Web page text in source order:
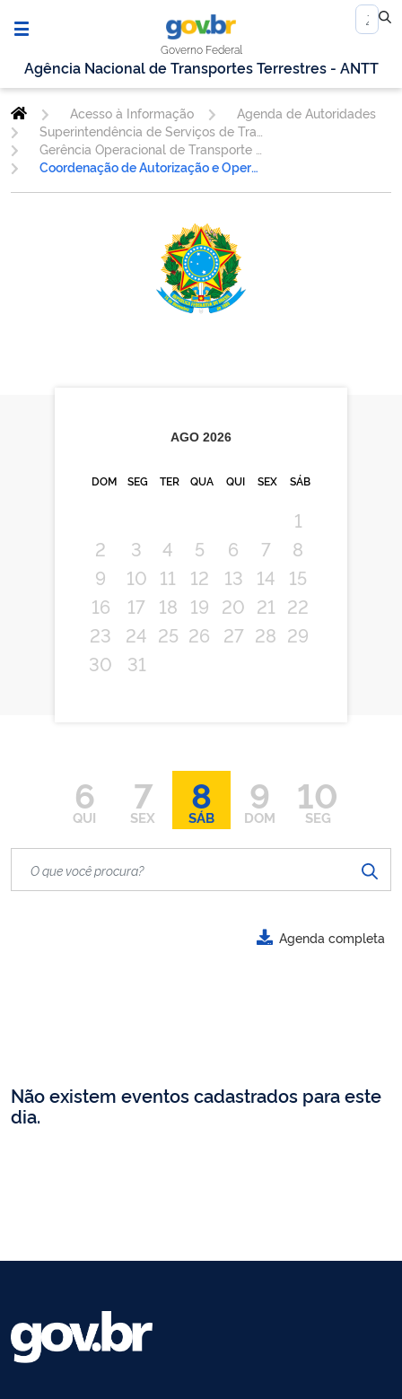
Governo Federal
Agência Nacional de Transportes Terrestres - ANTT
Acesso à Informação
Agenda de Autoridades
Coordenação de Autorização e Operações do Transporte Internacional de Passageiros - COTIN
AGO 2026
DOM SEG TER QUA QUI SEX SÁB
1
2
3 4 5 6 7
8
9
10 11 12 13 14
15
16
17 18 19 20 21
22
23
24 25 26 27 28 29
30
31
6
QUI
7
SEX
8
SÁB
9
DOM
10
SEG
Agenda completa
Não existem eventos cadastrados para este
dia.